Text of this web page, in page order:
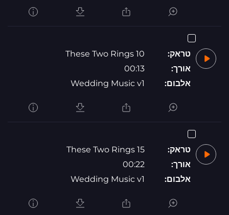
טראק:
These Two Rings 10
אורך:
00:13
אלבום:
Wedding Music v1
טראק:
These Two Rings 15
אורך:
00:22
אלבום:
Wedding Music v1